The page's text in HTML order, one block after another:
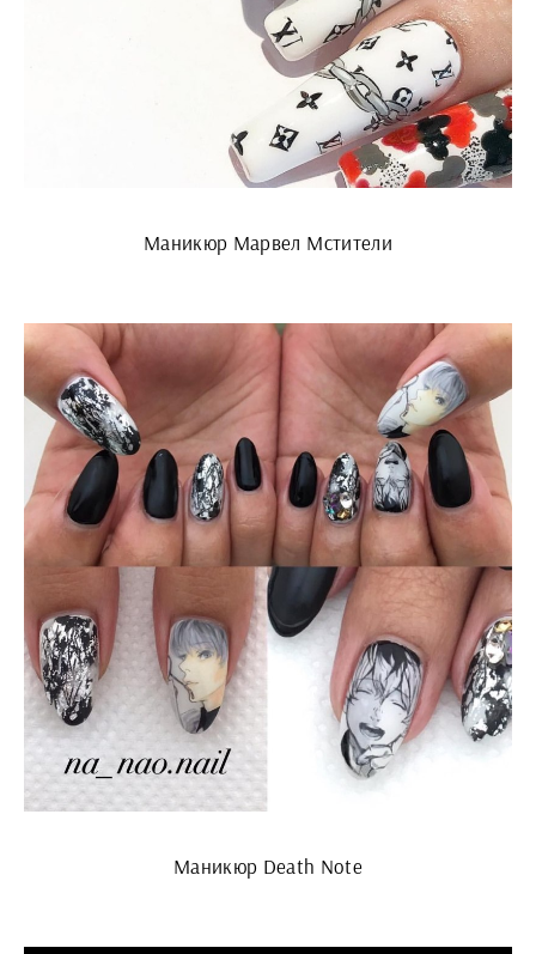
Маникюр Марвел Мстители
Маникюр Death Note